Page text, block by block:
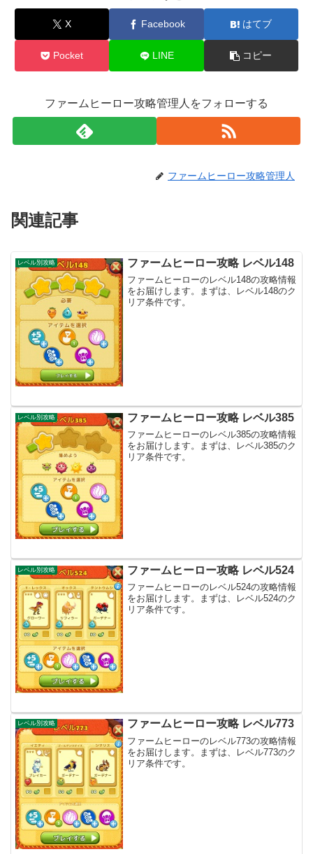
X Facebook はてブ
Pocket LINE コピー
ファームヒーロー攻略管理人をフォローする
ファームヒーロー攻略管理人
関連記事
レベル別攻略 ファームヒーロー攻略 レベル148
ファームヒーローのレベル148の攻略情報
をお届けします。まずは、レベル148のク
リア条件です。
レベル別攻略 ファームヒーロー攻略 レベル385
ファームヒーローのレベル385の攻略情報
をお届けします。まずは、レベル385のク
リア条件です。
レベル別攻略 ファームヒーロー攻略 レベル524
ファームヒーローのレベル524の攻略情報
をお届けします。まずは、レベル524のク
リア条件です。
レベル別攻略 ファームヒーロー攻略 レベル773
ファームヒーローのレベル773の攻略情報
をお届けします。まずは、レベル773のク
リア条件です。